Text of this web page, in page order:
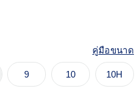
คู่มือขนาด
9 10 10H